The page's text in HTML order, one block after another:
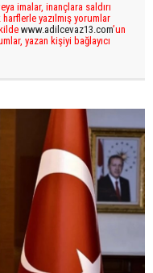
imalar, inançlara saldırı
yazılmış yorumlar
www.adilcevaz13.com’un
yazan kişiyi bağlayıcı